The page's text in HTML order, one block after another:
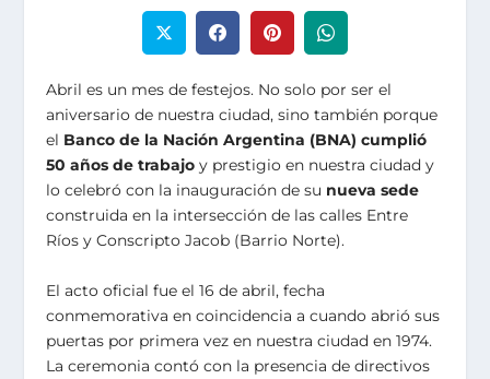
Abril es un mes de festejos. No solo por ser el
aniversario de nuestra ciudad, sino también porque
el Banco de la Nación Argentina (BNA) cumplió
50 años de trabajoy prestigio en nuestra ciudad y
lo celebró con la inauguración de su nueva sede
construida en la intersección de las calles Entre
Ríos y Conscripto Jacob (Barrio Norte).
El acto oficial fue el 16 de abril, fecha
conmemorativa en coincidencia a cuando abrió sus
puertas por primera vez en nuestra ciudad en 1974.
La ceremonia contó con la presencia de directivos